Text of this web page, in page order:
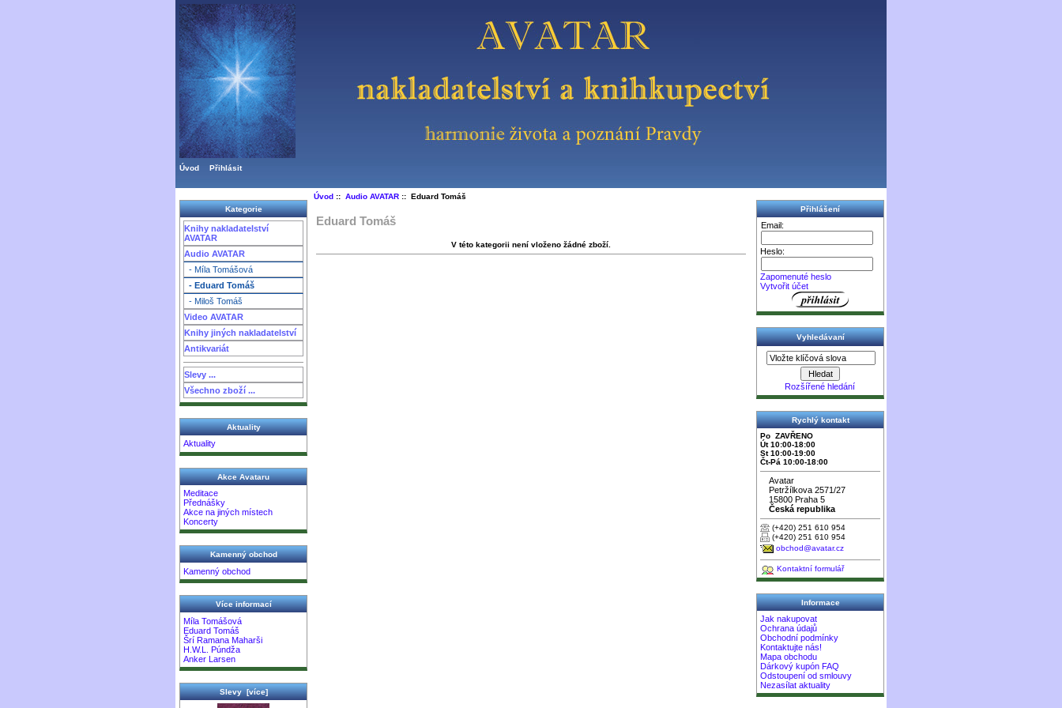
Úvod Přihlásit
Kategorie
Knihy nakladatelství
AVATAR
Audio AVATAR
- Míla Tomášová
- Eduard Tomáš
- Miloš Tomáš
Video AVATAR
Knihy jiných nakladatelství
Antikvariát
Slevy ...
Všechno zboží ...
Aktuality
Aktuality
Akce Avataru
Meditace
Přednášky
Akce na jiných místech
Koncerty
Kamenný obchod
Kamenný obchod
Více informací
Míla Tomášová
Eduard Tomáš
Šrí Ramana Maharši
H.W.L. Púndža
Anker Larsen
Slevy [více]
Úvod:: Audio AVATAR:: Eduard Tomáš
Eduard Tomáš
V této kategorii není vloženo žádné zboží.
Přihlášení
Email:
Heslo:
Zapomenuté heslo
Vytvořit účet
Vyhledávaní
Rozšířené hledání
Rychlý kontakt
Po ZAVŘENO
Út 10:00-18:00
St 10:00-19:00
Čt-Pá 10:00-18:00
Avatar
Petržílkova 2571/27
15800 Praha 5
Česká republika
(+420) 251 610 954
(+420) 251 610 954
obchod@avatar.cz
Kontaktní formulář
Informace
Jak nakupovat
Ochrana údajů
Obchodní podmínky
Kontaktujte nás!
Mapa obchodu
Dárkový kupón FAQ
Odstoupení od smlouvy
Nezasílat aktuality